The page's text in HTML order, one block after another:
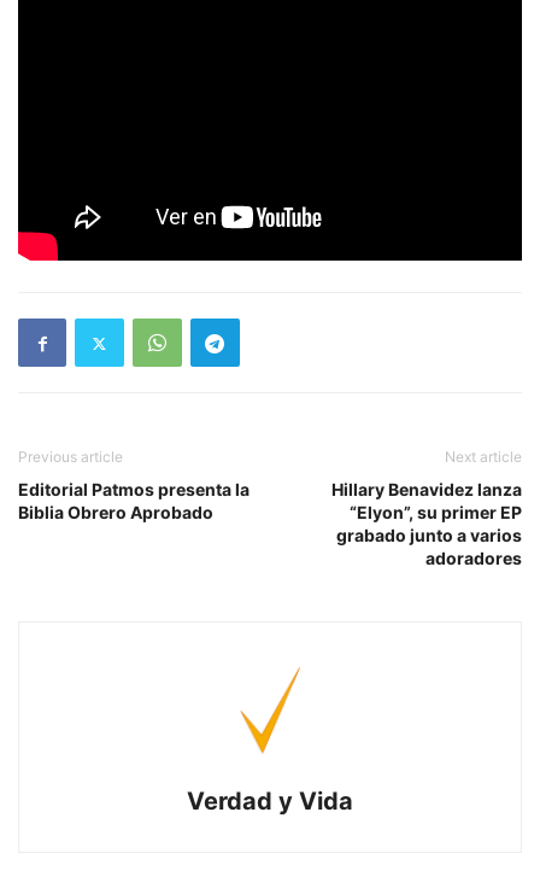
Previous article
Editorial Patmos presenta la
Biblia Obrero Aprobado
Next article
Hillary Benavidez lanza
“Elyon”, su primer EP
grabado junto a varios
adoradores
Verdad y Vida